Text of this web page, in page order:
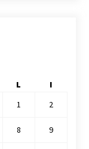
L
I
1
2
8 9